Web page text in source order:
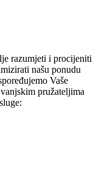
razumjeti i procijeniti
našu ponudu
Vaše
pružateljima